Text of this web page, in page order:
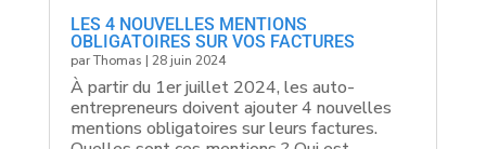
LES 4 NOUVELLES MENTIONS
OBLIGATOIRES SUR VOS FACTURES
parThomas | 28 juin 2024
À partir du 1er juillet 2024, les auto-
entrepreneurs doivent ajouter 4 nouvelles
mentions obligatoires sur leurs factures.